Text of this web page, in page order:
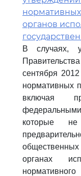
органов
В случаях,
сентября
нормативных
включая
федеральными
которые
органах